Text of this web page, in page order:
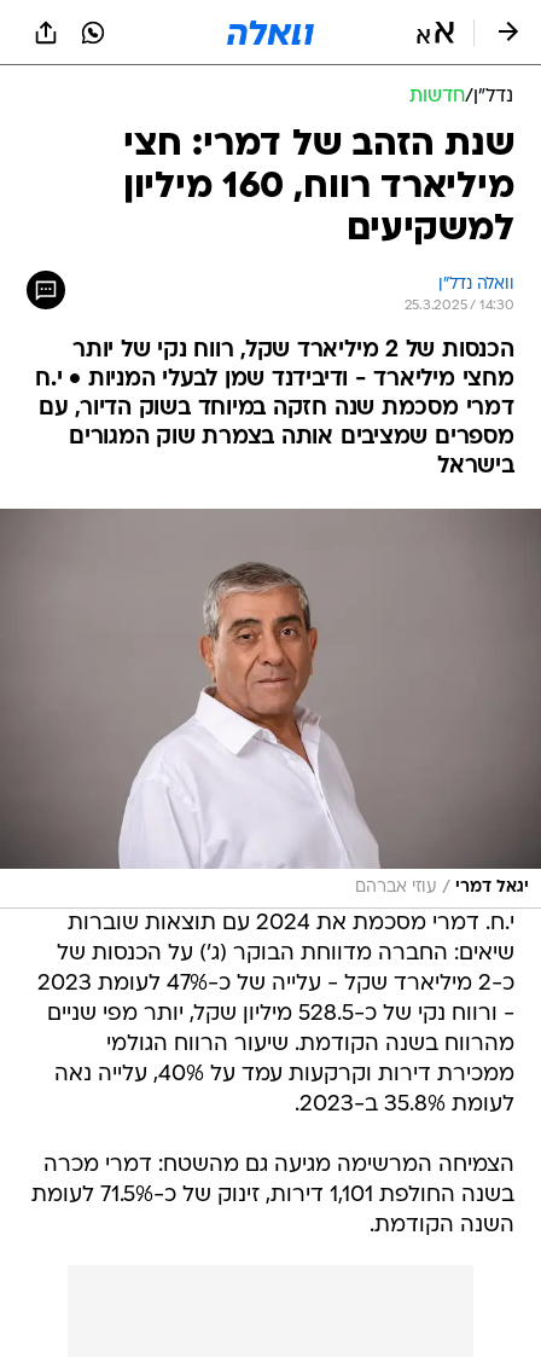
נדל״ן/חדשות
שנת הזהב של דמרי: חצי
מיליארד רווח, 160 מיליון
למשקיעים
וואלה נדל"ן
25.3.2025 / 14:30
הכנסות של 2 מיליארד שקל, רווח נקי של יותר
מחצי מיליארד - ודיבידנד שמן לבעלי המניות • י.ח
דמרי מסכמת שנה חזקה במיוחד בשוק הדיור, עם
מספרים שמציבים אותה בצמרת שוק המגורים
בישראל
יגאל דמרי / עוזי אברהם
י.ח. דמרי מסכמת את 2024 עם תוצאות שוברות
שיאים: החברה מדווחת הבוקר (ג') על הכנסות של
כ-2 מיליארד שקל - עלייה של כ-47% לעומת 2023
- ורווח נקי של כ-528.5 מיליון שקל, יותר מפי שניים
מהרווח בשנה הקודמת. שיעור הרווח הגולמי
ממכירת דירות וקרקעות עמד על 40%, עלייה נאה
לעומת 35.8% ב-2023.
הצמיחה המרשימה מגיעה גם מהשטח: דמרי מכרה
בשנה החולפת 1,101 דירות, זינוק של כ-71.5% לעומת
השנה הקודמת.